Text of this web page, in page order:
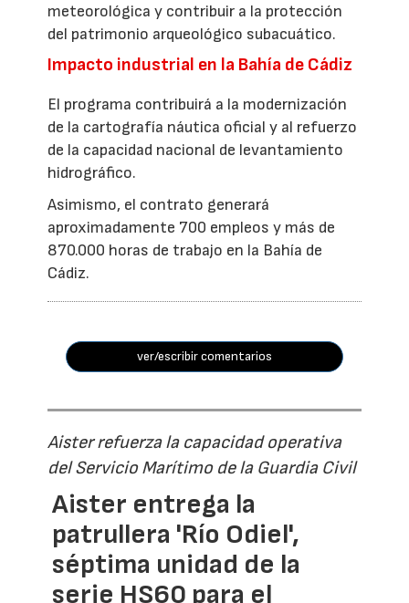
meteorológica y contribuir a la protección
del patrimonio arqueológico subacuático.
Impacto industrial en la Bahía de Cádiz
El programa contribuirá a la modernización
de la cartografía náutica oficial y al refuerzo
de la capacidad nacional de levantamiento
hidrográfico.
Asimismo, el contrato generará
aproximadamente 700 empleos y más de
870.000 horas de trabajo en la Bahía de
Cádiz.
ver/escribir comentarios
Aister refuerza la capacidad operativa
del Servicio Marítimo de la Guardia Civil
Aister entrega la
patrullera 'Río Odiel',
séptima unidad de la
serie HS60 para el